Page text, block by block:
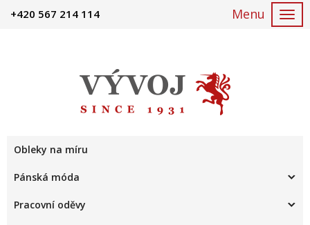
+420 567 214 114
Obleky na míru
Pánská móda
Pracovní oděvy